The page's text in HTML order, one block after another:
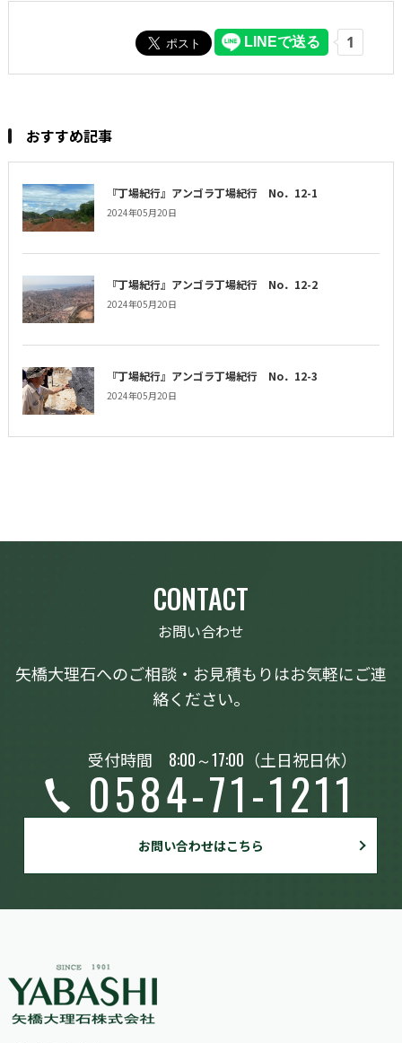
おすすめ記事
『丁場紀行』アンゴラ丁場紀行 No．12-1
2024年05月20日
『丁場紀行』アンゴラ丁場紀行 No．12-2
2024年05月20日
『丁場紀行』アンゴラ丁場紀行 No．12-3
2024年05月20日
CONTACT
お問い合わせ
矢橋大理石へのご相談・お見積もりはお気軽にご連
絡ください。
受付時間 8:00～17:00 （土日祝日休）
0584-71-1211
お問い合わせはこちら